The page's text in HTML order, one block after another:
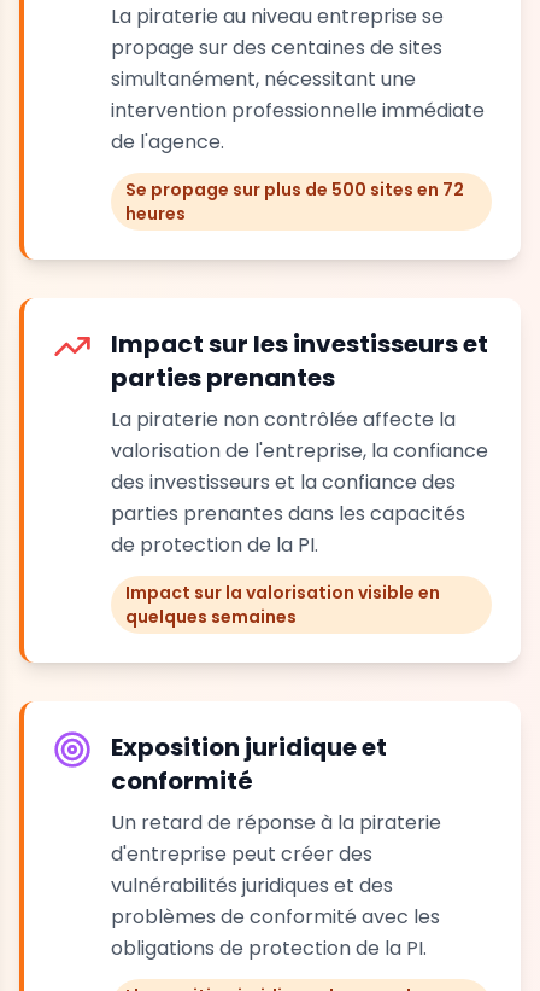
La piraterie au niveau entreprise se
propage sur des centaines de sites
simultanément, nécessitant une
intervention professionnelle immédiate
de l'agence.
Se propage sur plus de 500 sites en 72
heures
Impact sur les investisseurs et
parties prenantes
La piraterie non contrôlée affecte la
valorisation de l'entreprise, la confiance
des investisseurs et la confiance des
parties prenantes dans les capacités
de protection de la PI.
Impact sur la valorisation visible en
quelques semaines
Exposition juridique et
conformité
Un retard de réponse à la piraterie
d'entreprise peut créer des
vulnérabilités juridiques et des
problèmes de conformité avec les
obligations de protection de la PI.